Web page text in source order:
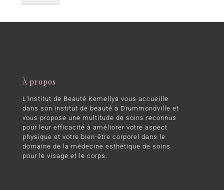
À propos
L'Institut de Beauté Kemellya vous accueille
dans son institut de beauté à Drummondville et
vous propose une multitude de soins reconnus
pour leur efficacité à améliorer votre aspect
physique et votre bien-être corporel dans le
domaine de la médecine esthétique de soins
pour le visage et le corps.